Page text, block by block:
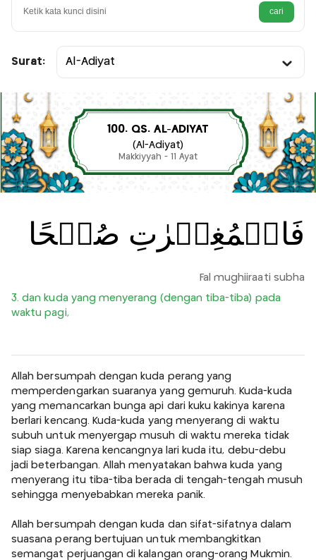
Surat: Al-Adiyat
100. QS. AL-ADIYAT
(Al-Adiyat)
Makkiyyah - 11 Ayat
فَالۡمُغِيۡرٰتِ صُبۡحًا
Fal mughiiraati subha
3. dan kuda yang menyerang (dengan tiba-tiba) pada
waktu pagi,
Allah bersumpah dengan kuda perang yang
memperdengarkan suaranya yang gemuruh. Kuda-kuda
yang memancarkan bunga api dari kuku kakinya karena
berlari kencang. Kuda-kuda yang menyerang di waktu
subuh untuk menyergap musuh di waktu mereka tidak
siap siaga. Karena kencangnya lari kuda itu, debu-debu
jadi beterbangan. Allah menyatakan bahwa kuda yang
menyerang itu tiba-tiba berada di tengah-tengah musuh
sehingga menyebabkan mereka panik.
Allah bersumpah dengan kuda dan sifat-sifatnya dalam
suasana perang bertujuan untuk membangkitkan
semangat perjuangan di kalangan orang-orang Mukmin.